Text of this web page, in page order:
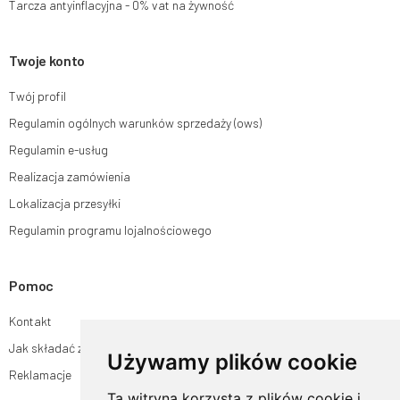
Używamy plików cookie
Tarcza antyinflacyjna - 0% vat na żywność
Twoje konto
Twój profil
Regulamin ogólnych warunków sprzedaży (ows)
Regulamin e-usług
Realizacja zamówienia
Lokalizacja przesyłki
Regulamin programu lojalnościowego
Pomoc
Kontakt
Jak składać zamówienia w sklepie ogrodyhildegardy.pl?
Reklamacje